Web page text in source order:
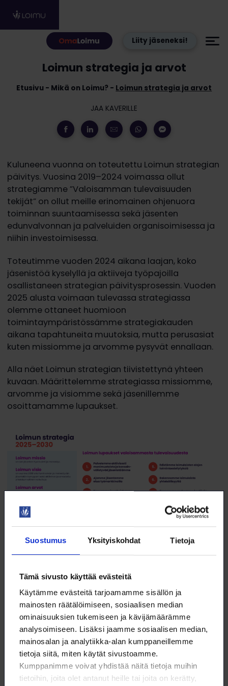
Suostumus Yksityiskohdat Tietoja
Tämä sivusto käyttää evästeitä
Käytämme evästeitä tarjoamamme sisällön ja
mainosten räätälöimiseen, sosiaalisen median
ominaisuuksien tukemiseen ja kävijämäärämme
analysoimiseen. Lisäksi jaamme sosiaalisen median,
mainosalan ja analytiikka-alan kumppaneillemme
tietoja siitä, miten käytät sivustoamme.
Kumppanimme voivat yhdistää näitä tietoja muihin
tietoihin, joita olet antanut heille tai joita on kerätty,
Liity jäseneksi!
Etusivu Mikä on Loimu? Loimun strategia ja arvot
Loimun strategia ja arvot
JAA KAVERILLE
Kuluneena vuonna on toteutettu Loimun strategian
päivitys. Vuosina 2019–2024 voimassa ollut
strategiamme ”Valoisamman tulevaisuuden
tekijät” on ollut meille erinomainen ohjenuora
toiminnan suuntaamisessa sekä jäsenten
edunvalvonnan ja palveluiden organisoimisessa ja
niihin investoimisessa.
Toteutimme vuoden 2024 aikana laajan, koko
jäsenistöä kyselyllä ja aktiiveja työpajoilla
osallistaneen strategian päivitysprosessin. Vuoden
2025 alusta voimaan tulevassa strategiassa
olemme ottaneet huomioon
toimintaympäristössämme strategiakauden
aikana tapahtuneita muutoksia, mutta perusasiat
kuten missiomme ja arvomme pysyvät ennallaan.
Alla näet Loimun strategian tiivistettynä yhteen
kuvaan. Määrittelemme strategiassa missiomme,
arvomme ja visiomme sekä jäsenillemme
osoittamamme lupaukset.
Loimun missio on jäsenten hyvinvointi ja menestys.
Kaiken, mitä teemme, tulee välittömästi tai
välillisesti edistää jäsentemme hyvinvointia ja
menestystä.
Loimun visio
Loimun visio on vuonna 2030 olla hyvinvoivan ja
menestyvä jäsenistön kumppani sekä aktiivinen ja